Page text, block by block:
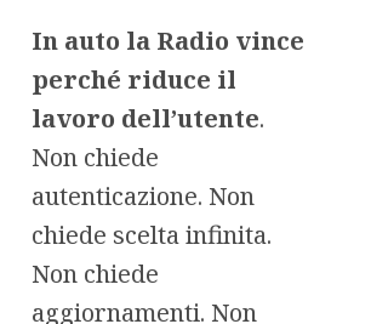
In auto la Radio vince
perché riduce il
lavoro dell’utente.
Non chiede
autenticazione. Non
chiede scelta infinita.
Non chiede
aggiornamenti. Non